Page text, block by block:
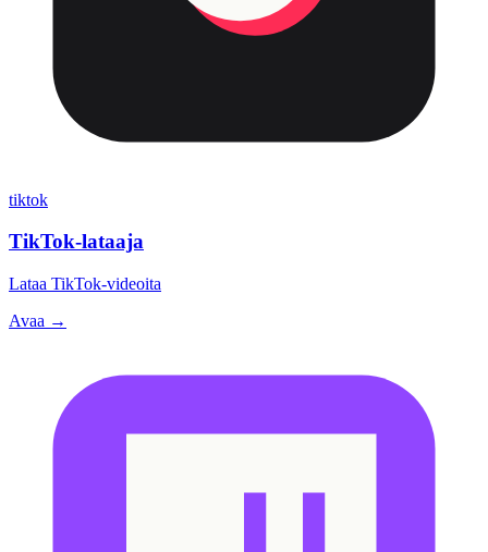
tiktok
TikTok-lataaja
Lataa TikTok-videoita
Avaa →